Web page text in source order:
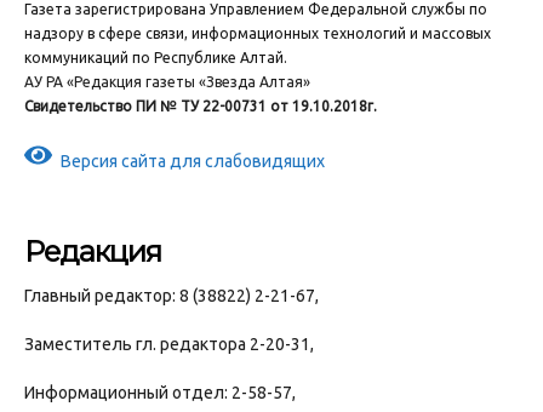
Газета зарегистрирована Управлением Федеральной службы по
надзору в сфере связи, информационных технологий и массовых
коммуникаций по Республике Алтай.
АУ РА «Редакция газеты «Звезда Алтая»
Свидетельство ПИ № ТУ 22-00731 от 19.10.2018г.
Версия сайта для слабовидящих
Редакция
Главный редактор: 8 (38822) 2-21-67,
Заместитель гл. редактора 2-20-31,
Информационный отдел: 2-58-57,